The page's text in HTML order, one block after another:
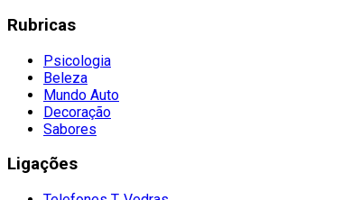
Rubricas
Psicologia
Beleza
Mundo Auto
Decoração
Sabores
Ligações